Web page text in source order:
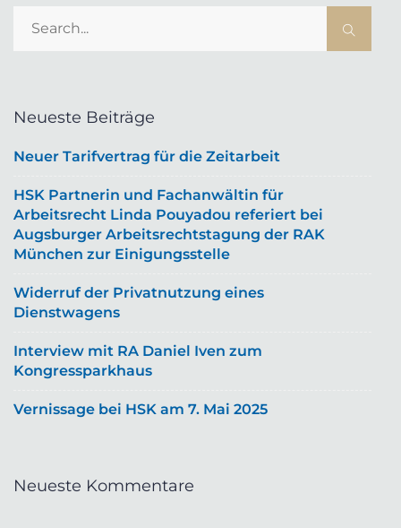
Neueste Beiträge
Neuer Tarifvertrag für die Zeitarbeit
HSK Partnerin und Fachanwältin für
Arbeitsrecht Linda Pouyadou referiert bei
Augsburger Arbeitsrechtstagung der RAK
München zur Einigungsstelle
Widerruf der Privatnutzung eines
Dienstwagens
Interview mit RA Daniel Iven zum
Kongressparkhaus
Vernissage bei HSK am 7. Mai 2025
Neueste Kommentare